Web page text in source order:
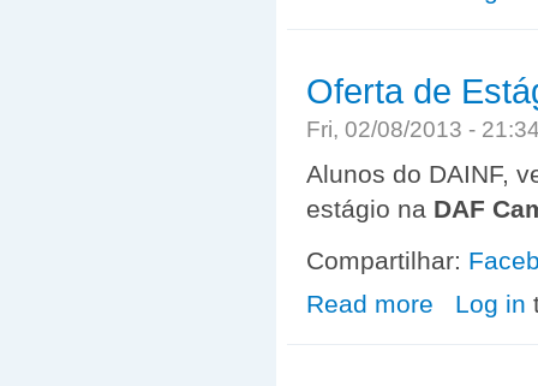
Oferta de
Fri, 02/08/2013 -
Alunos do DAINF,
estágio na DAF
Compartilhar:
Read more about Oferta
Log in